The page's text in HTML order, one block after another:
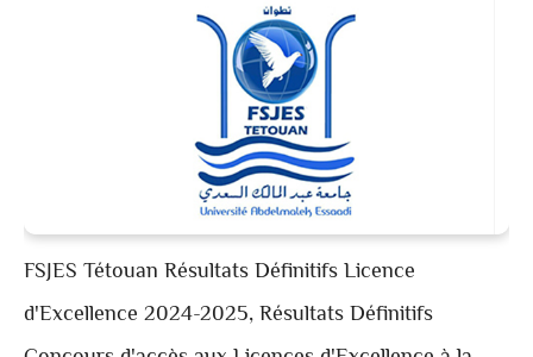
FSJES Tétouan Résultats Définitifs Licence
d'Excellence 2024-2025, Résultats Définitifs